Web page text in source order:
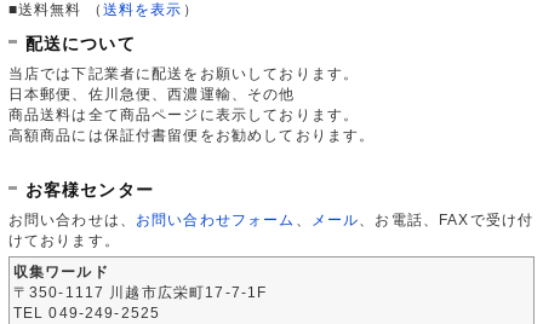
■送料無料
（ 送料を表示 ）
配送について
当店では下記業者に配送をお願いしております。
日本郵便、佐川急便、西濃運輸、その他
商品送料は全て商品ページに表示しております。
高額商品には保証付書留便をお勧めしております。
お客様センター
お問い合わせは、 お問い合わせフォーム メール 、お電話、FAXで受け付
けております。
収集ワールド
〒350-1117 川越市広栄町17-7-1F
TEL 049-249-2525